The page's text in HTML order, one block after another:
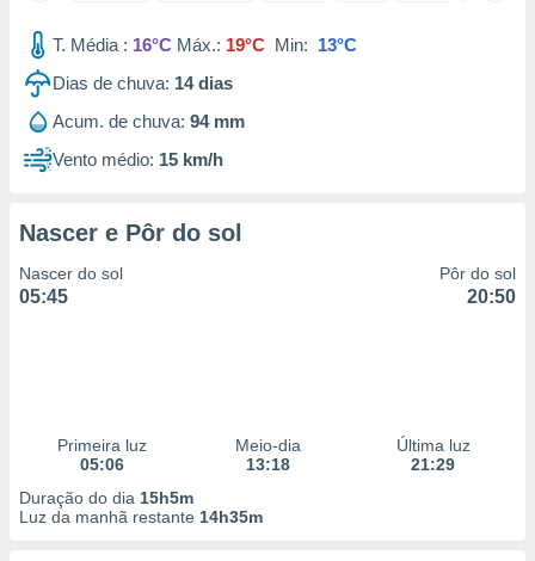
utilizar
criar
medir
da
medir o
fontes,
e melhorar
dados
T. Média : 16°C Máx.: 19°C Min: 13°C
Dias de chuva: 14dias
Acum. de chuva: 94 mm
Vento médio: 15 km/h
Nascer e Pôr do sol
Nascer do sol
05:45
Pôr do sol
20:50
Primeira luz
05:06
Meio-dia
13:18
Última luz
21:29
Duração do dia 15h5m
Luz da manhã restante 14h35m